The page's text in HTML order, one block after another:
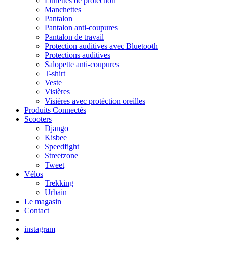
Manchettes
Pantalon
Pantalon anti-coupures
Pantalon de travail
Protection auditives avec Bluetooth
Protections auditives
Salopette anti-coupures
T-shirt
Veste
Visières
Visières avec protèction oreilles
Produits Connectés
Scooters
Django
Kisbee
Speedfight
Streetzone
Tweet
Vélos
Trekking
Urbain
Le magasin
Contact
instagram